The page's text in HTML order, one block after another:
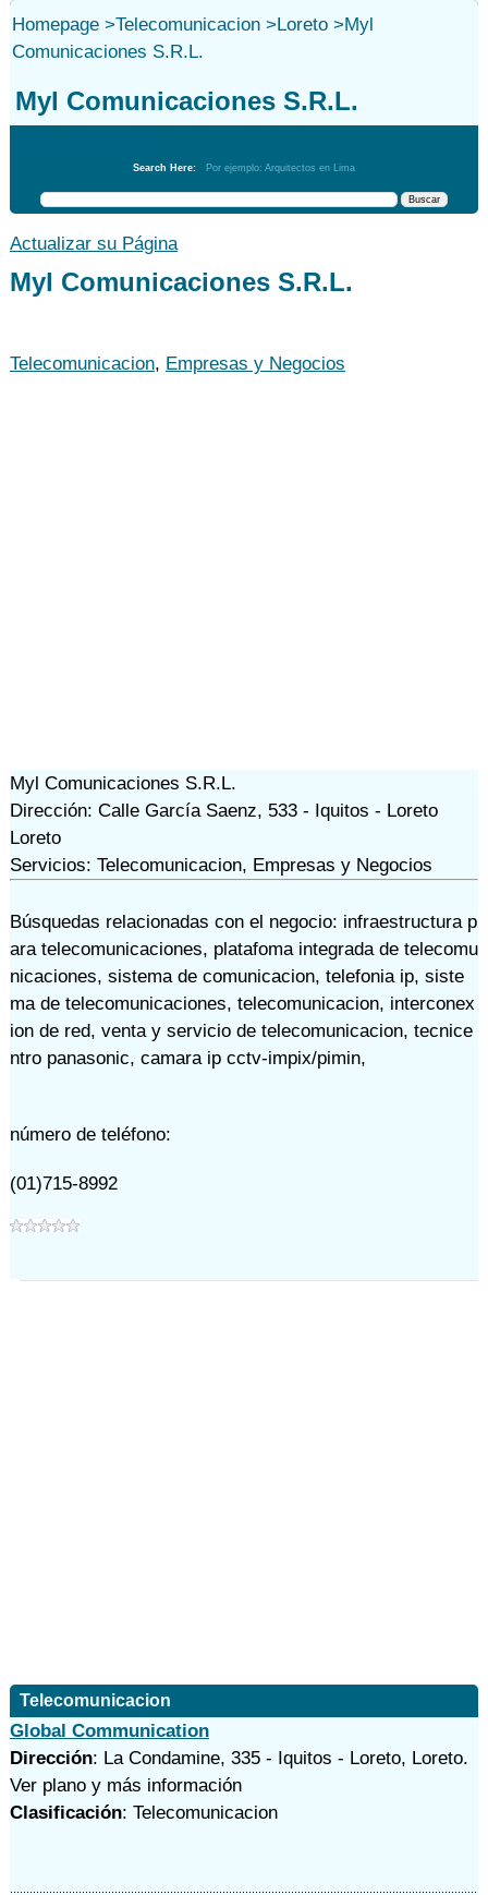
Homepage>Telecomunicacion>Loreto>Myl
Comunicaciones S.R.L.
Myl Comunicaciones S.R.L.
Search Here: Por ejemplo: Arquitectos en Lima
Actualizar su Página
Myl Comunicaciones S.R.L.
Telecomunicacion, Empresas y Negocios
Myl Comunicaciones S.R.L.
Dirección: Calle García Saenz, 533 - Iquitos - Loreto
Loreto
Servicios: Telecomunicacion, Empresas y Negocios
Búsquedas relacionadas con el negocio: infraestructura p
ara telecomunicaciones, platafoma integrada de telecomu
nicaciones, sistema de comunicacion, telefonia ip, siste
ma de telecomunicaciones, telecomunicacion, interconex
ion de red, venta y servicio de telecomunicacion, tecnice
ntro panasonic, camara ip cctv-impix/pimin,
número de teléfono:
(01)715-8992
Telecomunicacion
Global Communication
Dirección: La Condamine, 335 - Iquitos - Loreto, Loreto.
Ver plano y más información
Clasificación: Telecomunicacion